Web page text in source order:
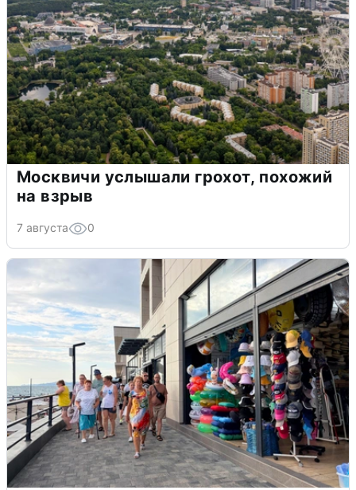
Москвичи услышали грохот, похожий
на взрыв
7 августа 0